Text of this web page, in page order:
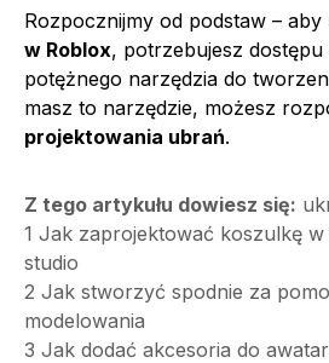
Rozpocznijmy od podstaw – aby
w Roblox, potrzebujesz dostępu
potężnego narzędzia do
masz to narzędzie, możesz
projektowania ubrań.
Z tego artykułu dowiesz się:
1 Jak zaprojektować koszulkę
studio
2 Jak stworzyć spodnie za
modelowania
3 Jak dodać akcesoria do